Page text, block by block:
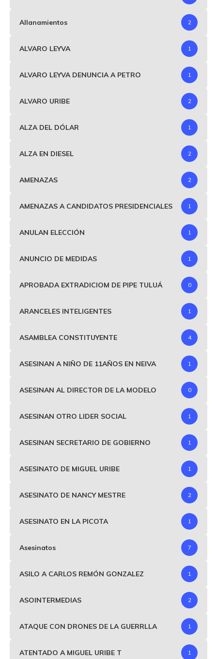
Allanamientos 2
ALVARO LEYVA 1
ALVARO LEYVA DENUNCIA A PETRO 1
ALVARO URIBE 2
ALZA DEL DÓLAR 1
ALZA EN DIESEL 2
AMENAZAS 2
AMENAZAS A CANDIDATOS PRESIDENCIALES 1
ANULAN ELECCIÓN 1
ANUNCIO DE MEDIDAS 1
APROBADA EXTRADICIOM DE PIPE TULUÁ 0
ARANCELES INTELIGENTES 1
ASAMBLEA CONSTITUYENTE 4
ASESINAN A NIÑO DE 11AÑOS EN NEIVA 1
ASESINAN AL DIRECTOR DE LA MODELO 0
ASESINAN OTRO LIDER SOCIAL 1
ASESINAN SECRETARIO DE GOBIERNO 1
ASESINATO DE MIGUEL URIBE 1
ASESINATO DE NANCY MESTRE 2
ASESINATO EN LA PICOTA 1
Asesinatos 7
ASILO A CARLOS REMÓN GONZALEZ 1
ASOINTERMEDIAS 2
ATAQUE CON DRONES DE LA GUERRLLA 1
ATENTADO A MIGUEL URIBE T 1